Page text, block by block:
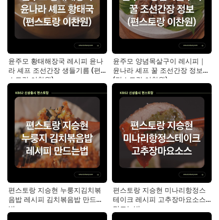
윤주모 황태해장국 레시피 윤나
라 셰프 조선간장 생들기름 (편
스토랑 이찬원)
윤주모 양념목살구이 레시피｜
윤나라 셰프 꿀 조선간장 정보
(편스토랑 이찬원)
편스토랑 지승현 누룽지김치볶
음밥 레시피 김치볶음밥 만드는
법
편스토랑 지승현 미나리항정스
테이크 레시피 고추장마요소스
만드는법